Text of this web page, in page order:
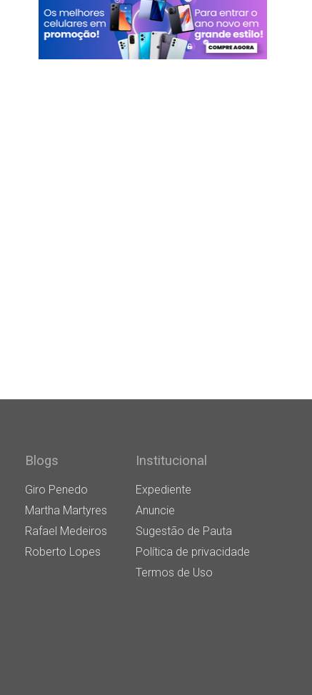
Blogs
Giro Penedo
Martha Martyres
Rafael Medeiros
Roberto Lopes
Institucional
Expediente
Anuncie
Sugestão de Pauta
Política de privacidade
Termos de Uso